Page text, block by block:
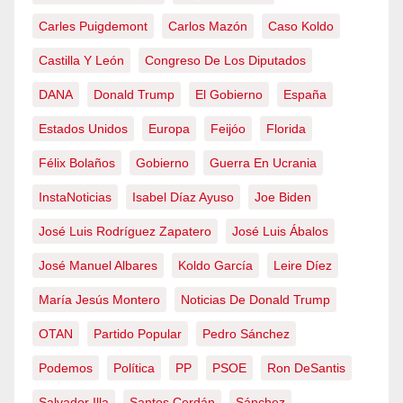
Carles Puigdemont Carlos Mazón Caso Koldo
Castilla Y León Congreso De Los Diputados
DANA Donald Trump El Gobierno España
Estados Unidos Europa Feijóo Florida
Félix Bolaños Gobierno Guerra En Ucrania
InstaNoticias Isabel Díaz Ayuso Joe Biden
José Luis Rodríguez Zapatero José Luis Ábalos
José Manuel Albares Koldo García Leire Díez
María Jesús Montero Noticias De Donald Trump
OTAN Partido Popular Pedro Sánchez
Podemos Política PP PSOE Ron DeSantis